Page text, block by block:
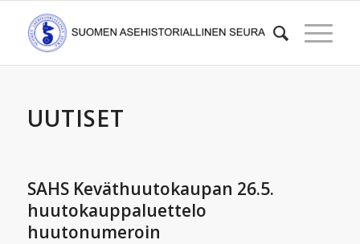
UUTISET
SAHS Keväthuutokaupan 26.5.
huutokauppaluettelo
huutonumeroin